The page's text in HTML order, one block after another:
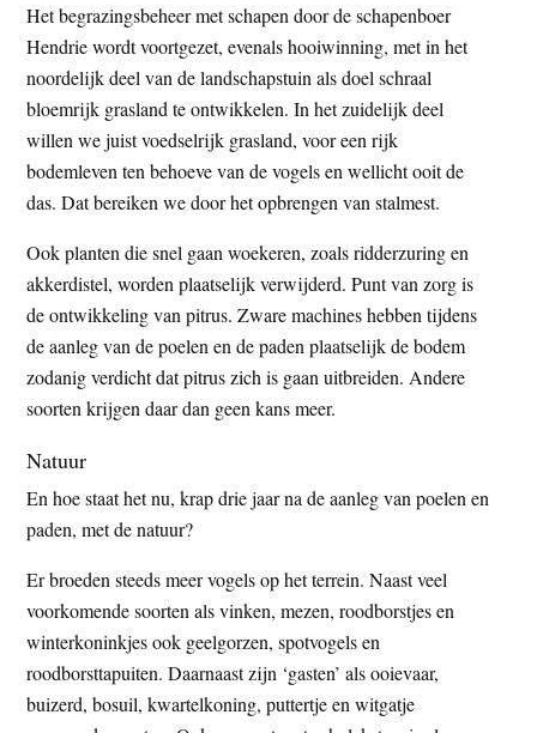
Het begrazingsbeheer met schapen door de schapenboer
Hendrie wordt voortgezet, evenals hooiwinning, met in het
noordelijk deel van de landschapstuin als doel schraal
bloemrijk grasland te ontwikkelen. In het zuidelijk deel
willen we juist voedselrijk grasland, voor een rijk
bodemleven ten behoeve van de vogels en wellicht ooit de
das. Dat bereiken we door het opbrengen van stalmest.
Ook planten die snel gaan woekeren, zoals ridderzuring en
akkerdistel, worden plaatselijk verwijderd. Punt van zorg is
de ontwikkeling van pitrus. Zware machines hebben tijdens
de aanleg van de poelen en de paden plaatselijk de bodem
zodanig verdicht dat pitrus zich is gaan uitbreiden. Andere
soorten krijgen daar dan geen kans meer.
Natuur
En hoe staat het nu, krap drie jaar na de aanleg van poelen en
paden, met de natuur?
Er broeden steeds meer vogels op het terrein. Naast veel
voorkomende soorten als vinken, mezen, roodborstjes en
winterkoninkjes ook geelgorzen, spotvogels en
roodborsttapuiten. Daarnaast zijn ‘gasten’ als ooievaar,
buizerd, bosuil, kwartelkoning, puttertje en witgatje